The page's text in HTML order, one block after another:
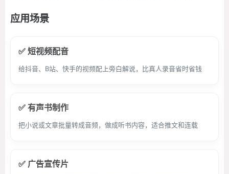
应用场景
✅ 短视频配音
给抖音、B站、快手的视频配上旁白解说，比真人录音省时省钱
✅ 有声书制作
把小说或文章批量转成音频，做成听书内容，适合推文和连载
✅ 广告宣传片